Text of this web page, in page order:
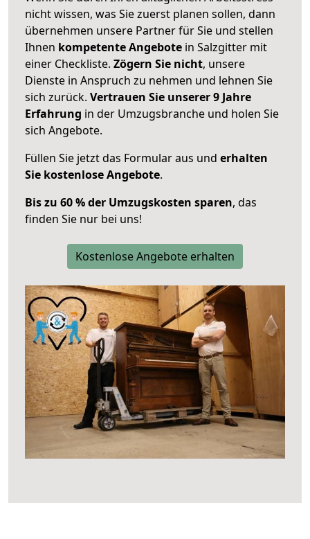
nicht wissen, was Sie zuerst planen sollen, dann
übernehmen unsere Partner für Sie und stellen
Ihnen kompetente Angebote in Salzgitter mit
einer Checkliste. Zögern Sie nicht, unsere
Dienste in Anspruch zu nehmen und lehnen Sie
sich zurück. Vertrauen Sie unserer 9 Jahre
Erfahrung in der Umzugsbranche und holen Sie
sich Angebote.
Füllen Sie jetzt das Formular aus und erhalten
Sie kostenlose Angebote.
Bis zu 60 % der Umzugskosten sparen, das
finden Sie nur bei uns!
Kostenlose Angebote erhalten